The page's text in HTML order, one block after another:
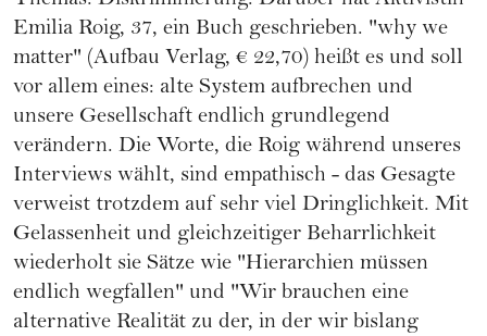
Emilia Roig, 37, ein Buch geschrieben. "why we
matter" (Aufbau Verlag, € 22,70) heißt es und soll
vor allem eines: alte System aufbrechen und
unsere Gesellschaft endlich grundlegend
verändern. Die Worte, die Roig während unseres
Interviews wählt, sind empathisch - das Gesagte
verweist trotzdem auf sehr viel Dringlichkeit. Mit
Gelassenheit und gleichzeitiger Beharrlichkeit
wiederholt sie Sätze wie "Hierarchien müssen
endlich wegfallen" und "Wir brauchen eine
alternative Realität zu der, in der wir bislang